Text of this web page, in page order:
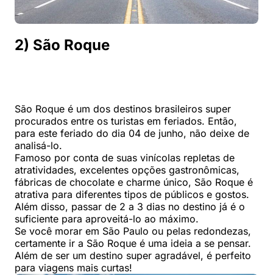
2) São Roque
São Roque é um dos destinos brasileiros super
procurados entre os turistas em feriados. Então,
para este feriado do dia 04 de junho, não deixe de
analisá-lo.
Famoso por conta de suas vinícolas repletas de
atratividades, excelentes opções gastronômicas,
fábricas de chocolate e charme único, São Roque é
atrativa para diferentes tipos de públicos e gostos.
Além disso, passar de 2 a 3 dias no destino já é o
suficiente para aproveitá-lo ao máximo.
Se você morar em São Paulo ou pelas redondezas,
certamente ir a São Roque é uma ideia a se pensar.
Além de ser um destino super agradável, é perfeito
para viagens mais curtas!